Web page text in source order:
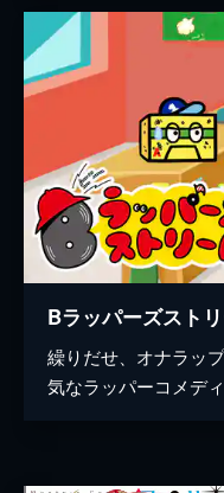
Bラッパーズスト
繰りだせ、オナラッ
気なラッパーコメディ